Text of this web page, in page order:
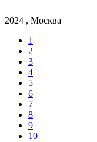
2024 , Москва
1
2
3
4
5
6
7
8
9
10